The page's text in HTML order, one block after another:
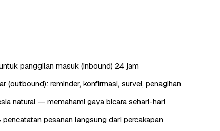
panggilan masuk (inbound) 24 jam
(outbound): reminder, konfirmasi, survei, penagihan
natural — memahami gaya bicara sehari-hari
pesanan langsung dari percakapan